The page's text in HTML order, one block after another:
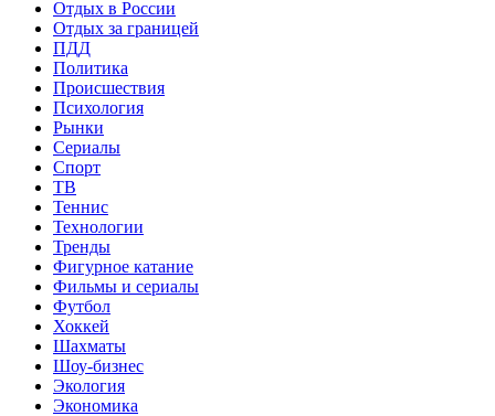
Отдых в России
Отдых за границей
ПДД
Политика
Происшествия
Психология
Рынки
Сериалы
Спорт
ТВ
Теннис
Технологии
Тренды
Фигурное катание
Фильмы и сериалы
Футбол
Хоккей
Шахматы
Шоу-бизнес
Экология
Экономика